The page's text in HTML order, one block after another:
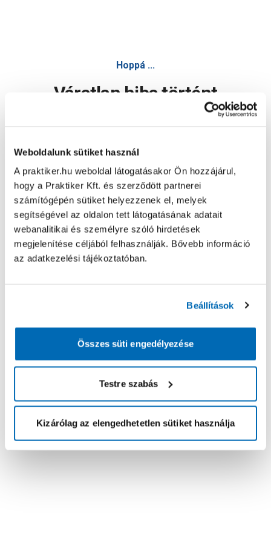
Weboldalunk sütiket használ
A praktiker.hu weboldal látogatásakor Ön hozzájárul,
hogy a Praktiker Kft. és szerződött partnerei
számítógépén sütiket helyezzenek el, melyek
segítségével az oldalon tett látogatásának adatait
webanalitikai és személyre szóló hirdetések
megjelenítése céljából felhasználják. Bővebb információ
az adatkezelési tájékoztatóban.
Beállítások
Összes süti engedélyezése
Testre szabás
Kizárólag az elengedhetetlen sütiket használja
Hoppá ...
Váratlan hiba történt
Oldal újratöltése